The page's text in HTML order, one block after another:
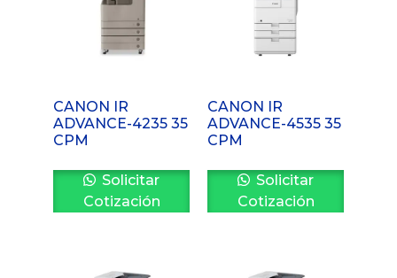
CANON IR
ADVANCE-4235 35
CPM
Solicitar
Cotización
CANON IR
ADVANCE-4535 35
CPM
Solicitar
Cotización